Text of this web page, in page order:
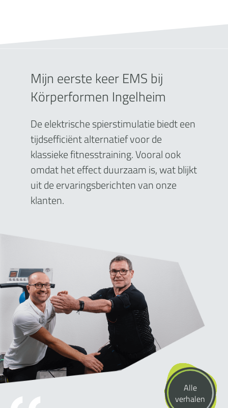
Mijn eerste keer EMS bij
Körperformen Ingelheim
De elektrische spierstimulatie biedt een
tijdsefficiënt alternatief voor de
klassieke fitnesstraining. Vooral ook
omdat het effect duurzaam is, wat blijkt
uit de ervaringsberichten van onze
klanten.
Alle
verhalen